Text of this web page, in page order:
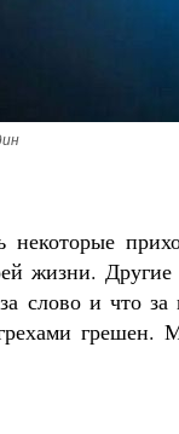
жизни.
слово и что
грешен.